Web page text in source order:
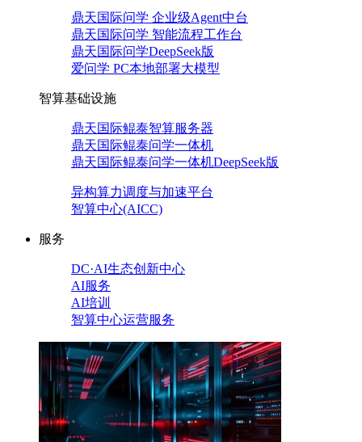
鼎天国际问学 企业级Agent中台
鼎天国际问学 智能流程工作台
鼎天国际问学DeepSeek版
爱问学 PC本地部署大模型
智算基础设施
鼎天国际鲲泰智算服务器
鼎天国际鲲泰问学一体机
鼎天国际鲲泰问学一体机DeepSeek版
异构算力调度与加速平台
智算中心(AICC)
服务
DC·AI生态创新中心
AI服务
AI培训
智算中心运营服务